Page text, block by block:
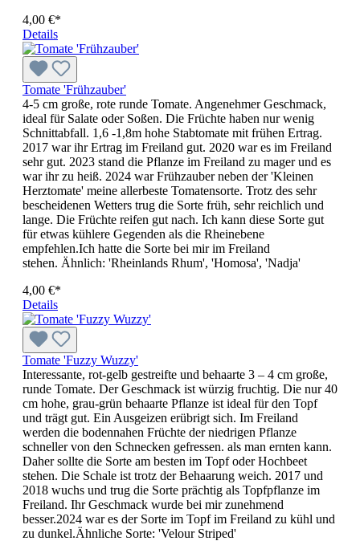
4,00 €*
Details
Tomate 'Frühzauber'
4-5 cm große, rote runde Tomate. Angenehmer Geschmack,
ideal für Salate oder Soßen. Die Früchte haben nur wenig
Schnittabfall. 1,6 -1,8m hohe Stabtomate mit frühen Ertrag.
2017 war ihr Ertrag im Freiland gut. 2020 war es im Freiland
sehr gut. 2023 stand die Pflanze im Freiland zu mager und es
war ihr zu heiß. 2024 war Frühzauber neben der 'Kleinen
Herztomate' meine allerbeste Tomatensorte. Trotz des sehr
bescheidenen Wetters trug die Sorte früh, sehr reichlich und
lange. Die Früchte reifen gut nach. Ich kann diese Sorte gut
für etwas kühlere Gegenden als die Rheinebene
empfehlen.Ich hatte die Sorte bei mir im Freiland
stehen. Ähnlich: 'Rheinlands Rhum', 'Homosa', 'Nadja'
4,00 €*
Details
Tomate 'Fuzzy Wuzzy'
Interessante, rot-gelb gestreifte und behaarte 3 – 4 cm große,
runde Tomate. Der Geschmack ist würzig fruchtig. Die nur 40
cm hohe, grau-grün behaarte Pflanze ist ideal für den Topf
und trägt gut. Ein Ausgeizen erübrigt sich. Im Freiland
werden die boden­na­hen Früchte der niedrigen Pflan­ze
schneller von den Schnecken gefres­sen. als man ernten kann.
Daher sollte die Sorte am besten im Topf oder Hochbeet
stehen. Die Schale ist trotz der Behaarung weich. 2017 und
2018 wuchs und trug die Sorte prächtig als Topfpflanze im
Freiland. Ihr Geschmack wurde bei mir zunehmend
besser.2024 war es der Sorte im Topf im Freiland zu kühl und
zu dunkel.Ähnliche Sorte: 'Velour Striped'